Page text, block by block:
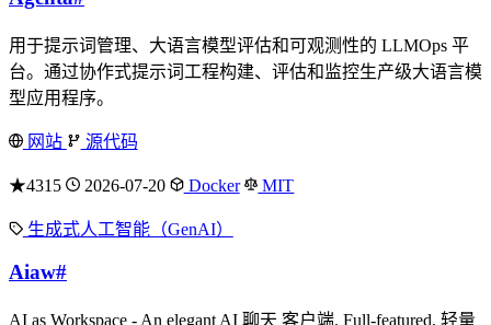
用于提示词管理、大语言模型评估和可观测性的 LLMOps 平
台。通过协作式提示词工程构建、评估和监控生产级大语言模
型应用程序。
网站 源代码
★4315 2026-07-20 Docker MIT
生成式人工智能（GenAI）
Aiaw#
AI as Workspace - An elegant AI 聊天 客户端. Full-featured, 轻量